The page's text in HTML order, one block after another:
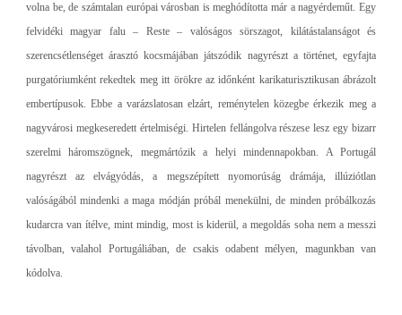
volna be, de számtalan európai városban is meghódította már a nagyérdeműt. Egy
felvidéki magyar falu – Reste – valóságos sörszagot, kilátástalanságot és
szerencsétlenséget árasztó kocsmájában játszódik nagyrészt a történet, egyfajta
purgatóriumként rekedtek meg itt örökre az időnként karikaturisztikusan ábrázolt
embertípusok. Ebbe a varázslatosan elzárt, reménytelen közegbe érkezik meg a
nagyvárosi megkeseredett értelmiségi. Hirtelen fellángolva részese lesz egy bizarr
szerelmi háromszögnek, megmártózik a helyi mindennapokban. A Portugál
nagyrészt az elvágyódás, a megszépített nyomorúság drámája, illúziótlan
valóságából mindenki a maga módján próbál menekülni, de minden próbálkozás
kudarcra van ítélve, mint mindig, most is kiderül, a megoldás soha nem a messzi
távolban, valahol Portugáliában, de csakis odabent mélyen, magunkban van
kódolva.